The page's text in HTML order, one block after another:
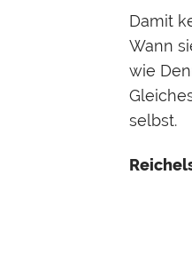
Damit
Wann
wie
selbst.